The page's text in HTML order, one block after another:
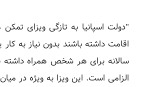
"دولت اسپانیا به‌ تازگی ویزای
سالانه برای هر شخص همراه داشته
الزامی است. این ویزا به‌ ویژه در